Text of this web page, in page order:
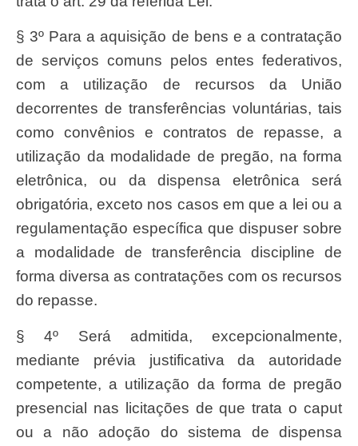
§ 3º Para a aquisição de bens e a contratação
de serviços comuns pelos entes federativos,
com a utilização de recursos da União
decorrentes de transferências voluntárias, tais
como convênios e contratos de repasse, a
utilização da modalidade de pregão, na forma
eletrônica, ou da dispensa eletrônica será
obrigatória, exceto nos casos em que a lei ou a
regulamentação específica que dispuser sobre
a modalidade de transferência discipline de
forma diversa as contratações com os recursos
do repasse.
§ 4º Será admitida, excepcionalmente,
mediante prévia justificativa da autoridade
competente, a utilização da forma de pregão
presencial nas licitações de que trata o caput
ou a não adoção do sistema de dispensa